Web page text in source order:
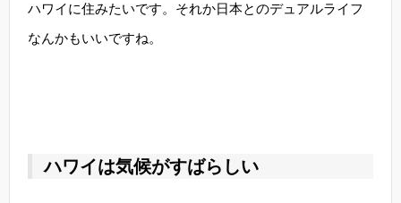
ハワイに住みたいです。それか日本とのデュアルライフ
なんかもいいですね。
ハワイは気候がすばらしい